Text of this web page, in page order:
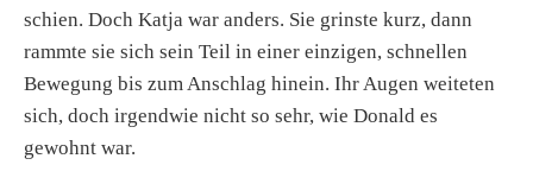
schien. Doch Katja war anders. Sie grinste kurz, dann
rammte sie sich sein Teil in einer einzigen, schnellen
Bewegung bis zum Anschlag hinein. Ihr Augen weiteten
sich, doch irgendwie nicht so sehr, wie Donald es
gewohnt war.